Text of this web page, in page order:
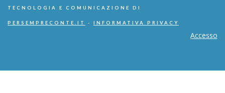
TECNOLOGIA E COMUNICAZIONE DI
PERSEMPRECONTE.IT - INFORMATIVA PRIVACY
Accesso